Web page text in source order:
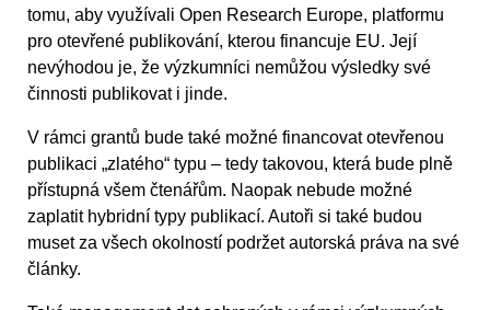
tomu, aby využívali Open Research Europe, platformu
pro otevřené publikování, kterou financuje EU. Její
nevýhodou je, že výzkumníci nemůžou výsledky své
činnosti publikovat i jinde.
V rámci grantů bude také možné financovat otevřenou
publikaci „zlatého“ typu – tedy takovou, která bude plně
přístupná všem čtenářům. Naopak nebude možné
zaplatit hybridní typy publikací. Autoři si také budou
muset za všech okolností podržet autorská práva na své
články.